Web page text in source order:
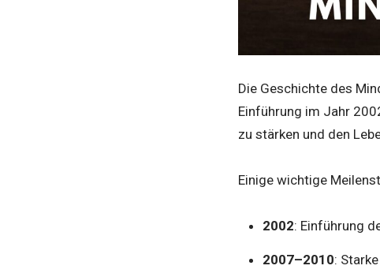
Die Geschichte des
Einführung im Jahr
zu stärken und den
Einige wichtige
2002: Einführung
2007–2010: